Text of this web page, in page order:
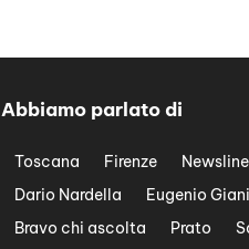
Abbiamo parlato di
Toscana Firenze Newsline
Dario Nardella
Eugenio Giani
Bravo chi ascolta
Prato